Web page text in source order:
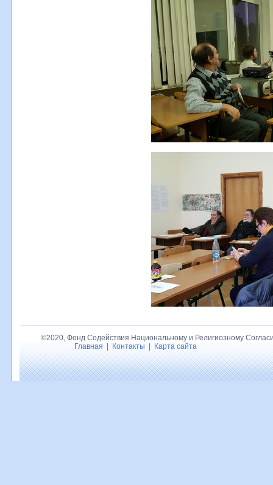
©2020, Фонд Содействия Национальному и Религиозному
Главная
Контакты Карта сайта